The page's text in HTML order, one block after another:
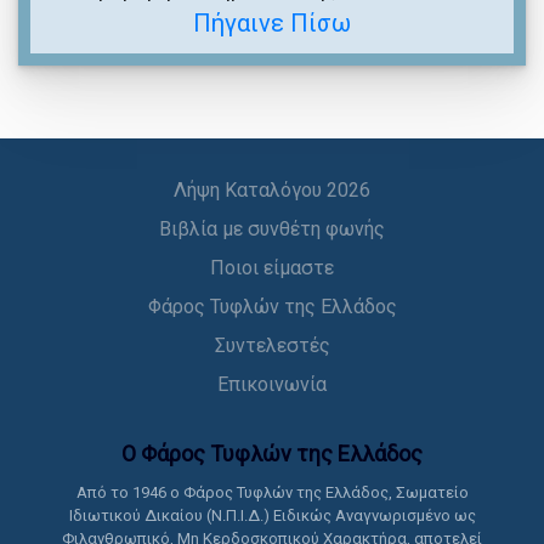
Πήγαινε Πίσω
Λήψη Καταλόγου 2026
Βιβλία με συνθέτη φωνής
Ποιοι είμαστε
Φάρος Τυφλών της Ελλάδος
Συντελεστές
Επικοινωνία
Ο Φάρος Τυφλών της Ελλάδoς
Από το 1946 ο Φάρος Τυφλών της Ελλάδος, Σωματείο
Ιδιωτικού Δικαίου (Ν.Π.Ι.Δ.) Ειδικώς Αναγνωρισμένο ως
Φιλανθρωπικό, Μη Κερδοσκοπικού Χαρακτήρα, αποτελεί